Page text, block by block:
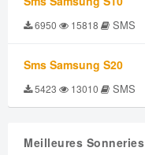
6950 15818 SMS
Sms Samsung S20
5423 13010 SMS
Meilleures Sonneries